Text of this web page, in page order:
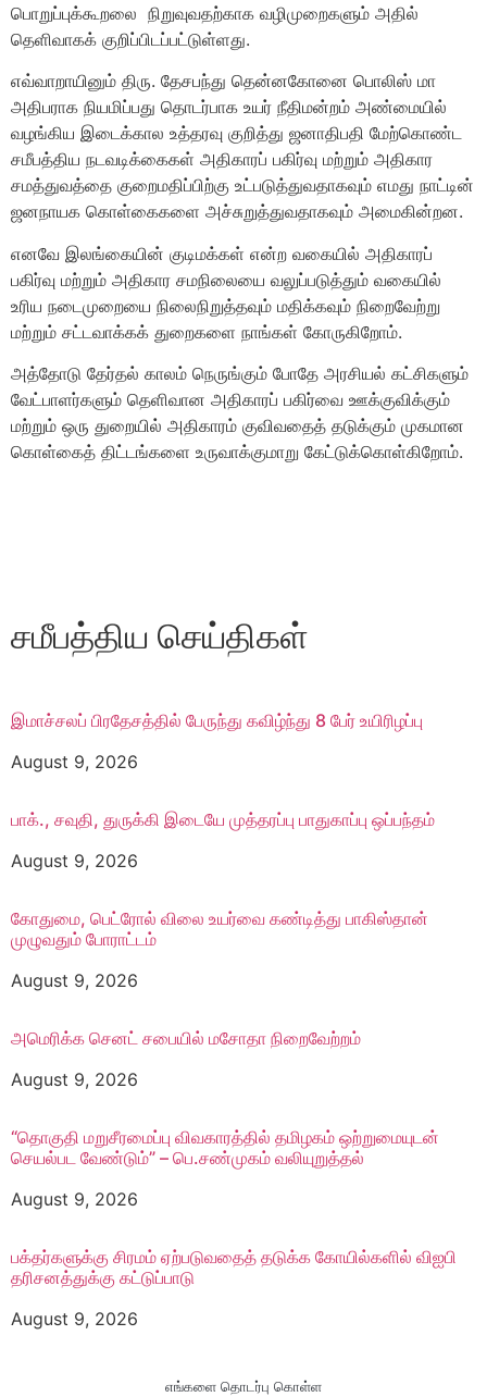
பொறுப்புக்கூறலை நிறுவுவதற்காக வழிமுறைகளும் அதில்
தெளிவாகக் குறிப்பிடப்பட்டுள்ளது.
எவ்வாறாயினும் திரு. தேசபந்து தென்னகோனை பொலிஸ் மா
அதிபராக நியமிப்பது தொடர்பாக உயர் நீதிமன்றம் அண்மையில்
வழங்கிய இடைக்கால உத்தரவு குறித்து ஜனாதிபதி மேற்கொண்ட
சமீபத்திய நடவடிக்கைகள் அதிகாரப் பகிர்வு மற்றும் அதிகார
சமத்துவத்தை குறைமதிப்பிற்கு உட்படுத்துவதாகவும் எமது நாட்டின்
ஜனநாயக கொள்கைகளை அச்சுறுத்துவதாகவும் அமைகின்றன.
எனவே இலங்கையின் குடிமக்கள் என்ற வகையில் அதிகாரப்
பகிர்வு மற்றும் அதிகார சமநிலையை வலுப்படுத்தும் வகையில்
உரிய நடைமுறையை நிலைநிறுத்தவும் மதிக்கவும் நிறைவேற்று
மற்றும் சட்டவாக்கக் துறைகளை நாங்கள் கோருகிறோம்.
அத்தோடு தேர்தல் காலம் நெருங்கும் போதே அரசியல் கட்சிகளும்
வேட்பாளர்களும் தெளிவான அதிகாரப் பகிர்வை ஊக்குவிக்கும்
மற்றும் ஒரு துறையில் அதிகாரம் குவிவதைத் தடுக்கும் முகமான
கொள்கைத் திட்டங்களை உருவாக்குமாறு கேட்டுக்கொள்கிறோம்.
சமீபத்திய செய்திகள்
இமாச்சலப் பிரதேசத்தில் பேருந்து கவிழ்ந்து 8 பேர் உயிரிழப்பு
August 9, 2026
பாக்., சவுதி, துருக்கி இடையே முத்தரப்பு பாதுகாப்பு ஒப்பந்தம்
August 9, 2026
கோதுமை, பெட்ரோல் விலை உயர்வை கண்டித்து பாகிஸ்தான்
முழுவதும் போராட்டம்
August 9, 2026
அமெரிக்க செனட் சபையில் மசோதா நிறைவேற்றம்
August 9, 2026
“தொகுதி மறுசீரமைப்பு விவகாரத்தில் தமிழகம் ஒற்றுமையுடன்
செயல்பட வேண்டும்” – பெ.சண்முகம் வலியுறுத்தல்
August 9, 2026
பக்தர்களுக்கு சிரமம் ஏற்படுவதைத் தடுக்க கோயில்களில் விஐபி
தரிசனத்துக்கு கட்டுப்பாடு
August 9, 2026
எங்களை தொடர்பு கொள்ள